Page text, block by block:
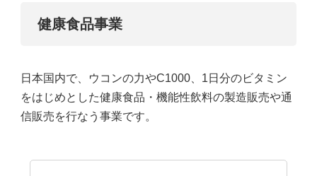
健康食品事業
日本国内で、ウコンの力やC1000、1日分のビタミン
をはじめとした健康食品・機能性飲料の製造販売や通
信販売を行なう事業です。